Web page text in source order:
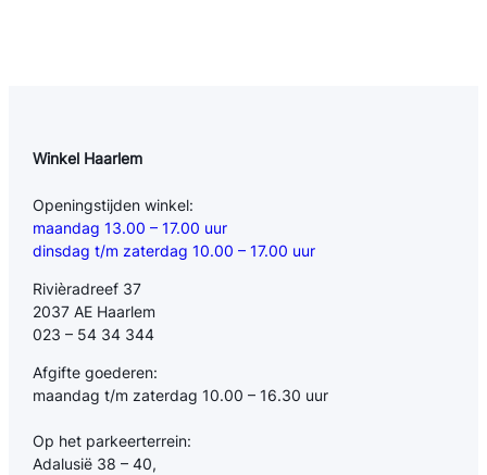
Winkel Haarlem
Openingstijden winkel:
maandag 13.00 – 17.00 uur
dinsdag t/m zaterdag 10.00 – 17.00 uur
Rivièradreef 37
2037 AE Haarlem
023 – 54 34 344
Afgifte goederen:
maandag t/m zaterdag 10.00 – 16.30 uur
Op het parkeerterrein:
Adalusië 38 – 40,